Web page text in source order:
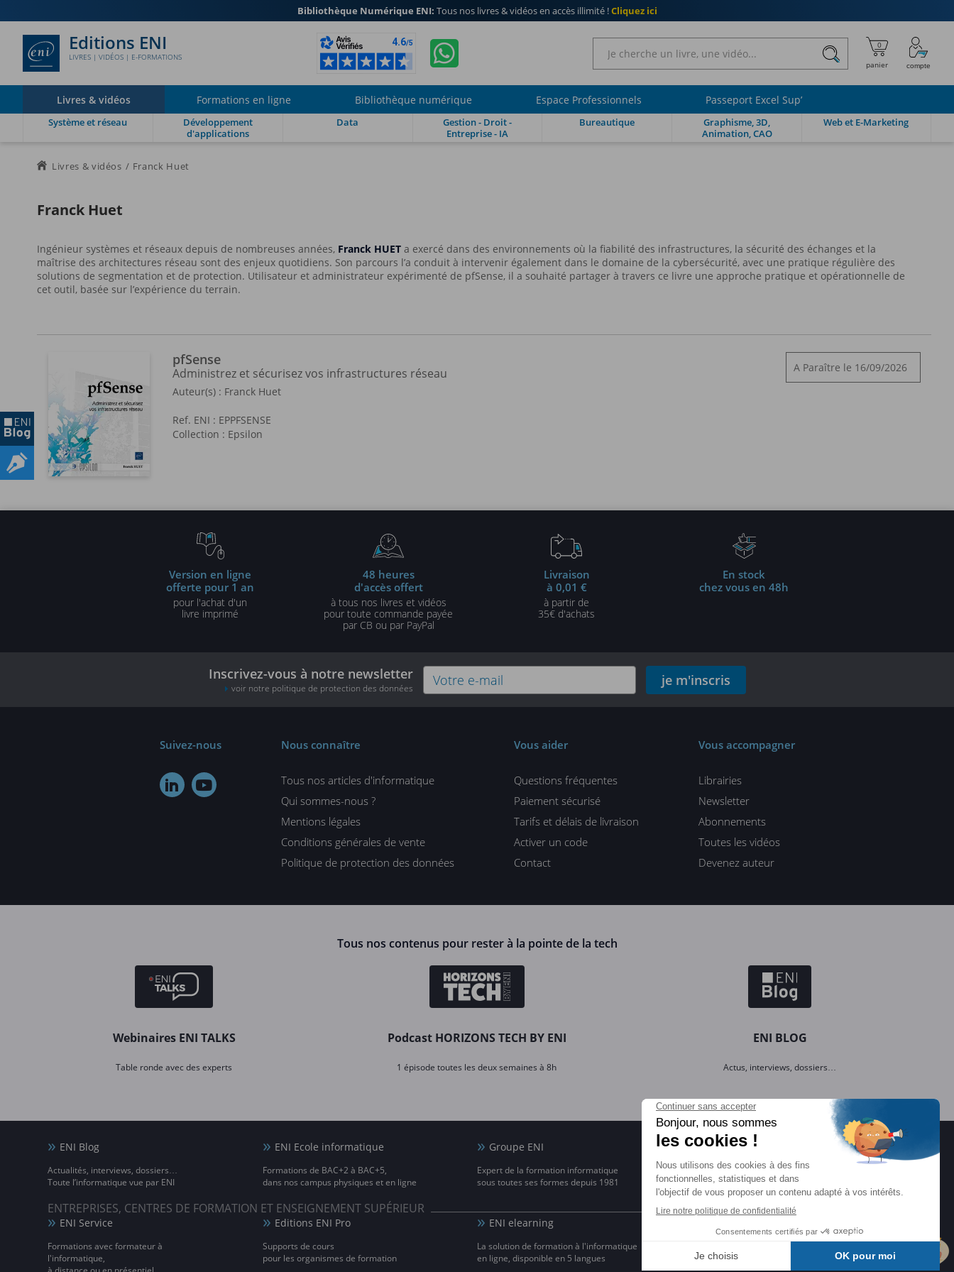
Bibliothèque Numérique ENI: Tous nos livres & vidéos en accès illimité !Cliquez ici
Editions ENI
LIVRES | VIDÉOS | E-FORMATIONS
Livres & vidéos Formations en ligne Bibliothèque numérique Espace Professionnels Passeport Excel Sup’
Système et réseau
Développement
d'applications
Data
Gestion - Droit -
Entreprise - IA
Bureautique
Graphisme, 3D,
Animation, CAO
Web et E-Marketing
Livres & vidéos Franck Huet
Franck Huet
Ingénieur systèmes et réseaux depuis de nombreuses années, Franck HUET a exercé dans des environnements où la fiabilité des infrastructures, la sécurité des échanges et la
maîtrise des architectures réseau sont des enjeux quotidiens. Son parcours l’a conduit à intervenir également dans le domaine de la cybersécurité, avec une pratique régulière des
solutions de segmentation et de protection. Utilisateur et administrateur expérimenté de pfSense, il a souhaité partager à travers ce livre une approche pratique et opérationnelle de
cet outil, basée sur l’expérience du terrain.
pfSense
Administrez et sécurisez vos infrastructures réseau
Auteur(s) : Franck Huet
Ref. ENI : EPPFSENSE
Collection : Epsilon
A Paraître le 16/09/2026
Version en ligne
offerte pour 1 an
pour l'achat d'un
livre imprimé
48 heures
d'accès offert
à tous nos livres et vidéos
pour toute commande payée
par CB ou par PayPal
Livraison
à 0,01 €
à partir de
35€ d'achats
En stock
chez vous en 48h
Inscrivez-vous à notre newsletter
voir notre politique de protection des données je m'inscris
Suivez-nous
 
Nous connaître
Tous nos articles d'informatique
Qui sommes-nous ?
Mentions légales
Conditions générales de vente
Politique de protection des données
Vous aider
Questions fréquentes
Paiement sécurisé
Tarifs et délais de livraison
Activer un code
Contact
Vous accompagner
Librairies
Newsletter
Abonnements
Toutes les vidéos
Devenez auteur
Tous nos contenus pour rester à la pointe de la tech
Webinaires ENI TALKS
Table ronde avec des experts
Podcast HORIZONS TECH BY ENI
1 épisode toutes les deux semaines à 8h
ENI BLOG
Actus, interviews, dossiers…
ENI Blog
Actualités, interviews, dossiers…
Toute l’informatique vue par ENI
ENI Ecole informatique
Formations de BAC+2 à BAC+5,
dans nos campus physiques et en ligne
Groupe ENI
Expert de la formation informatique
sous toutes ses formes depuis 1981
ENTREPRISES, CENTRES DE FORMATION ET ENSEIGNEMENT SUPÉRIEUR
ENI Service
Formations avec formateur à
l'informatique,
Editions ENI Pro
Supports de cours
pour les organismes de formation
ENI elearning
La solution de formation à l'informatique
en ligne, disponible en 5 langues
éligibles CPF et reconnues par l'État